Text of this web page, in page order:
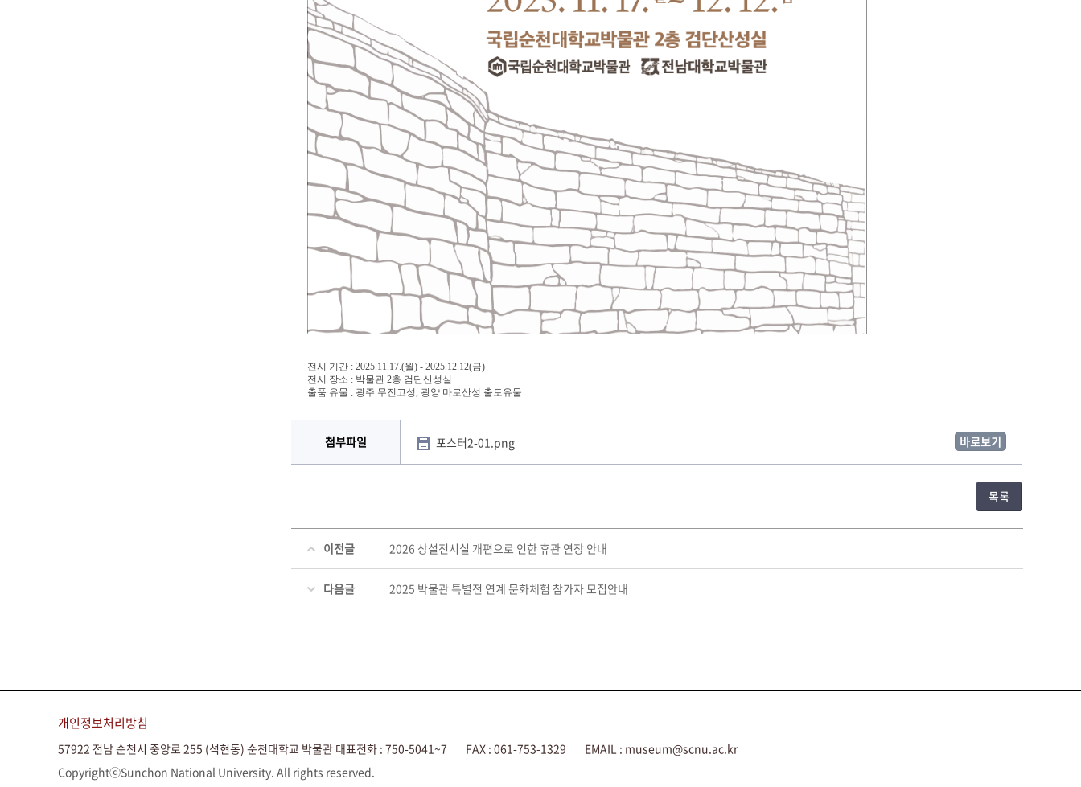
전시 기간 : 2025.11.17.(월) - 2025.12.12(금)
전시 장소 : 박물관 2층 검단산성실
출품 유물 : 광주 무진고성, 광양 마로산성 출토유물
첨부파일 포스터2-01.png 바로보기
목록
이전글 2026 상설전시실 개편으로 인한 휴관 연장 안내
다음글 2025 박물관 특별전 연계 문화체험 참가자 모집안내
개인정보처리방침
57922 전남 순천시 중앙로 255 (석현동) 순천대학교 박물관 대표전화 : 750-5041~7 FAX : 061-753-1329
EMAIL : museum@scnu.ac.kr
CopyrightⓒSunchon National University. All rights reserved.